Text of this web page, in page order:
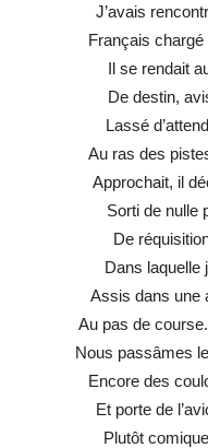
J’avais
Français chargé
Il se rendait
De destin,
Lassé
Au ras des
Approchait, il
Sorti de nulle
De
Dans laquelle
Assis dans une
Au pas de
Nous passâmes
Encore des
Et porte de
Plutôt